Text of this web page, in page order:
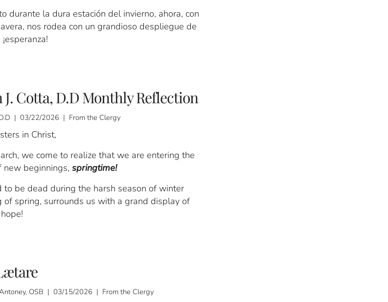
durante la dura estación del invierno, ahora, con
nos rodea con un grandioso despliegue de
Cotta, D.D Monthly Reflection
D.D | 03/22/2026 | From the Clergy
in Christ,
we come to realize that we are entering the
new beginnings, springtime!
to be dead during the harsh season of winter
of spring, surrounds us with a grand display of
Antoney, OSB | 03/15/2026 | From the Clergy